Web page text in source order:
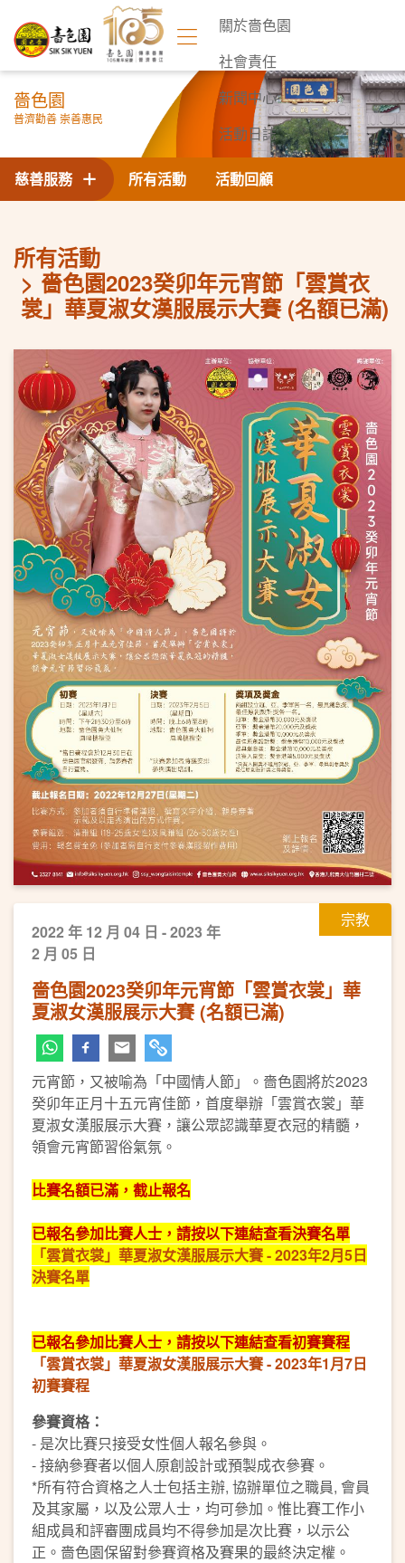
關於嗇色園
社會責任
新聞中心
活動日誌
聯絡我們
嗇色園
普濟勸善 崇善惠民
所有活動 活動回顧
慈善服務
所有活動
嗇色園2023癸卯年元宵節「雲賞衣
裳」華夏淑女漢服展示大賽 (名額已滿)
宗教
2022 年 12 月 04 日 - 2023 年
2 月 05 日
嗇色園2023癸卯年元宵節「雲賞衣裳」華
夏淑女漢服展示大賽 (名額已滿)
元宵節，又被喻為「中國情人節」。嗇色園將於2023
癸卯年正月十五元宵佳節，首度舉辦「雲賞衣裳」華
夏淑女漢服展示大賽，讓公眾認識華夏衣冠的精髓，
領會元宵節習俗氣氛。
比賽名額已滿，截止報名
已報名參加比賽人士，請按以下連結查看決賽名單
「雲賞衣裳」華夏淑女漢服展示大賽 - 2023年2月5日
決賽名單
已報名參加比賽人士，請按以下連結查看初賽賽程
「雲賞衣裳」華夏淑女漢服展示大賽 - 2023年1月7日
初賽賽程
參賽資格：
- 是次比賽只接受女性個人報名參與。
- 接納參賽者以個人原創設計或預製成衣參賽。
*所有符合資格之人士包括主辦, 協辦單位之職員, 會員
及其家屬，以及公眾人士，均可參加。惟比賽工作小
組成員和評審團成員均不得參加是次比賽，以示公
正。嗇色園保留對參賽資格及賽果的最終決定權。